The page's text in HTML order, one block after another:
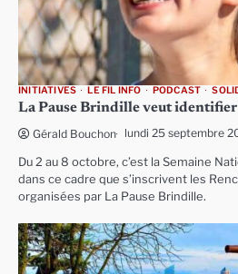
INITIATIVES LE FIL INFO PODCAST
La Pause Brindille veut identifier
Gérald Bouchon lundi 25 septembre
Du 2 au 8 octobre, c’est la Semaine
dans ce cadre que s’inscrivent les
organisées par La Pause Brindille.